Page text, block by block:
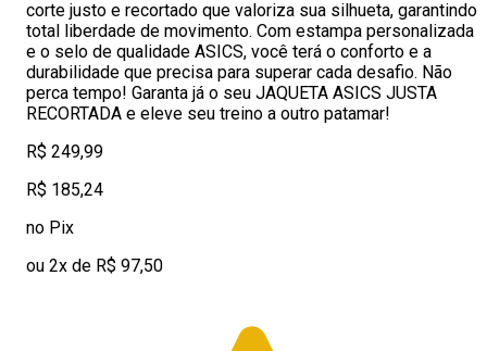
corte justo e recortado que valoriza sua silhueta, garantindo
total liberdade de movimento. Com estampa personalizada
e o selo de qualidade ASICS, você terá o conforto e a
durabilidade que precisa para superar cada desafio. Não
perca tempo! Garanta já o seu JAQUETA ASICS JUSTA
RECORTADA e eleve seu treino a outro patamar!
R$ 249,99
R$ 185,24
no Pix
ou 2x de R$ 97,50